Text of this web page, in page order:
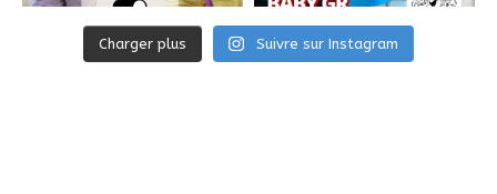
Charger plus Suivre sur Instagram